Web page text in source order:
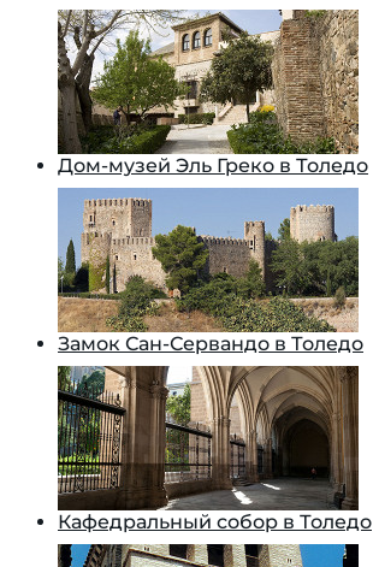
Дом-музей Эль Греко в Толедо
Замок Сан-Сервандо в Толедо
Кафедральный собор в Толедо